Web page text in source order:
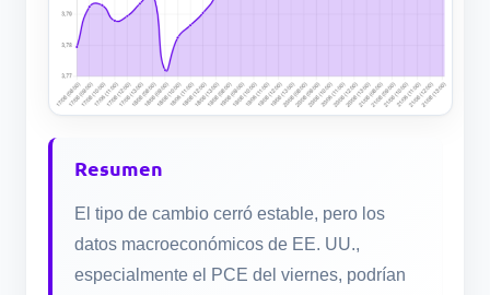
Resumen
El tipo de cambio cerró estable, pero los
datos macroeconómicos de EE. UU.,
especialmente el PCE del viernes, podrían